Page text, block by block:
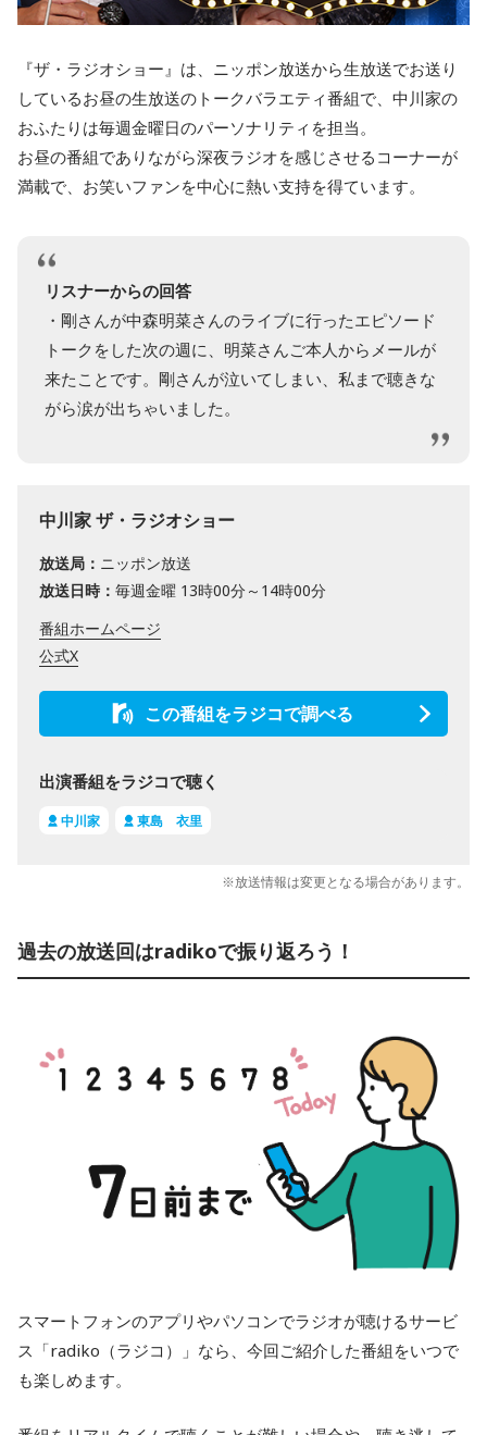
『ザ・ラジオショー』は、ニッポン放送から生放送でお送り
しているお昼の生放送のトークバラエティ番組で、中川家の
おふたりは毎週金曜日のパーソナリティを担当。
お昼の番組でありながら深夜ラジオを感じさせるコーナーが
満載で、お笑いファンを中心に熱い支持を得ています。
リスナーからの回答
・剛さんが中森明菜さんのライブに行ったエピソード
トークをした次の週に、明菜さんご本人からメールが
来たことです。剛さんが泣いてしまい、私まで聴きな
がら涙が出ちゃいました。
中川家 ザ・ラジオショー
放送局： ニッポン放送
放送日時： 毎週金曜 13時00分～14時00分
番組ホームページ
公式X
この番組をラジコで調べる
出演番組をラジコで聴く
中川家 東島 衣里
※放送情報は変更となる場合があります。
過去の放送回はradikoで振り返ろう！
スマートフォンのアプリやパソコンでラジオが聴けるサービ
ス「radiko（ラジコ）」なら、今回ご紹介した番組をいつで
も楽しめます。